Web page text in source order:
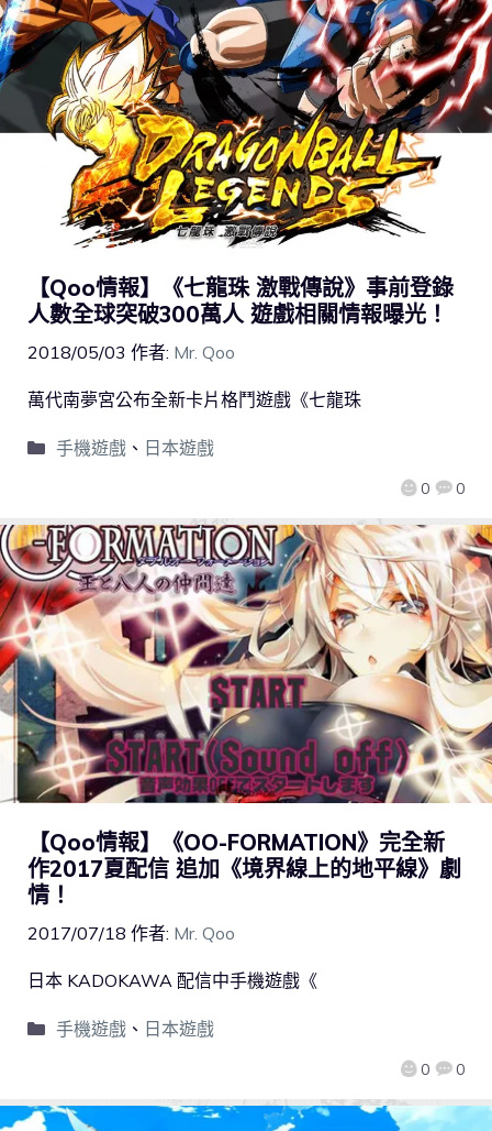
【Qoo情報】《七龍珠 激戰傳說》事前登錄
人數全球突破300萬人 遊戲相關情報曝光！
2018/05/03 作者: Mr. Qoo
0 0
萬代南夢宮公布全新卡片格鬥遊戲《七龍珠
手機遊戲、 日本遊戲
【Qoo情報】《OO-FORMATION》完全新
作2017夏配信 追加《境界線上的地平線》劇
情！
2017/07/18 作者: Mr. Qoo
0 0
日本 KADOKAWA 配信中手機遊戲《
手機遊戲、 日本遊戲